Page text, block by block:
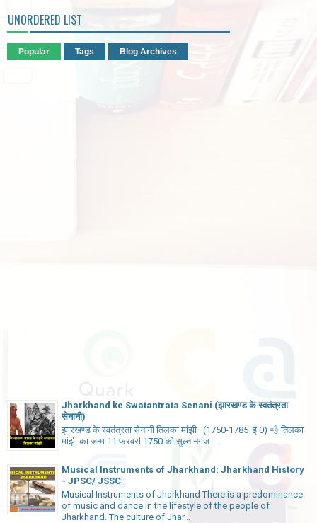
UNORDERED LIST
Popular Tags Blog Archives
Jharkhand ke Swatantrata Senani (झारखण्ड के स्वतंत्रता
सेनानी)
झारखण्ड के स्वतंत्रता सेनानी तिलका मांझी (1750-1785 ई 0) 💨 तिलका
मांझी का जन्म 11 फरवरी 1750 को सुल्तानगंज ...
Musical Instruments of Jharkhand: Jharkhand History
- JPSC/ JSSC
Musical Instruments of Jharkhand There is a predominance
of music and dance in the lifestyle of the people of
Jharkhand. The culture of Jhar...